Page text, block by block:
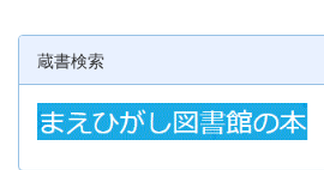
蔵書検索